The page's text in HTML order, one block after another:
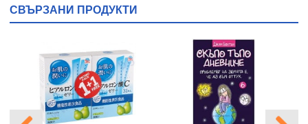
СВЪРЗАНИ ПРОДУКТИ